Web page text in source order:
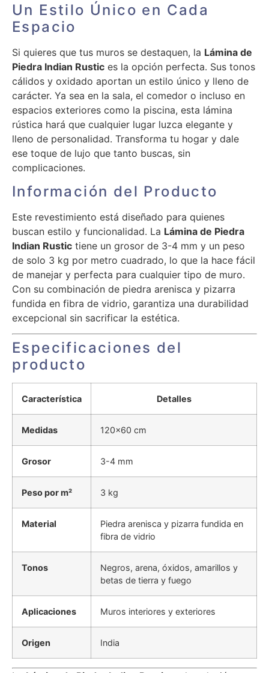
Un Estilo Único en Cada
Espacio
Si quieres que tus muros se destaquen, la Lámina de
Piedra Indian Rustic es la opción perfecta. Sus tonos
cálidos y oxidado aportan un estilo único y lleno de
carácter. Ya sea en la sala, el comedor o incluso en
espacios exteriores como la piscina, esta lámina
rústica hará que cualquier lugar luzca elegante y
lleno de personalidad. Transforma tu hogar y dale
ese toque de lujo que tanto buscas, sin
complicaciones.
Información del Producto
Este revestimiento está diseñado para quienes
buscan estilo y funcionalidad. La Lámina de Piedra
Indian Rustic tiene un grosor de 3-4 mm y un peso
de solo 3 kg por metro cuadrado, lo que la hace fácil
de manejar y perfecta para cualquier tipo de muro.
Con su combinación de piedra arenisca y pizarra
fundida en fibra de vidrio, garantiza una durabilidad
excepcional sin sacrificar la estética.
Especificaciones del
producto
Característica Detalles
Medidas 120×60 cm
Grosor 3-4 mm
Peso por m² 3 kg
Material
Piedra arenisca y pizarra fundida en
fibra de vidrio
Tonos
Negros, arena, óxidos, amarillos y
betas de tierra y fuego
Aplicaciones Muros interiores y exteriores
Origen India